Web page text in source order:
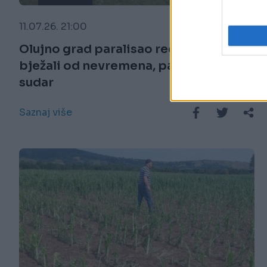
11.07.26. 21:00
Olujno grad paralisao region: Vozači
bježali od nevremena, pa izazvali
sudar
Saznaj više